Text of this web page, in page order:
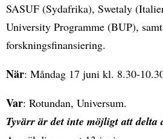
SASUF (Sydafrika), Swetaly
University Programme (BUP),
forskningsfinansiering.
När: Måndag 17 juni kl. 8.30-
Var: Rotundan, Universum.
Tyvärr är det inte möjligt att delta